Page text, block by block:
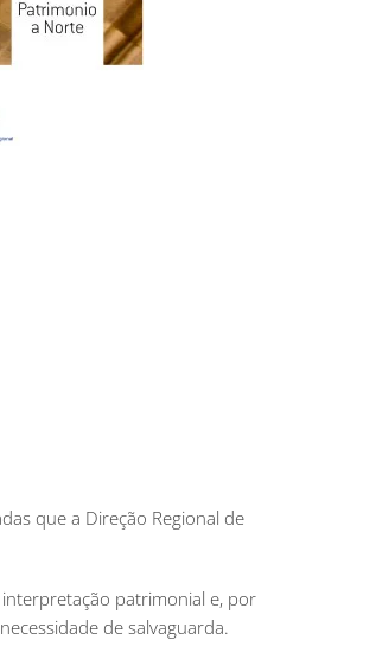
que a Direção Regional de
patrimonial e, por
de salvaguarda.